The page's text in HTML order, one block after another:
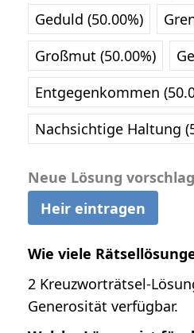
Geduld (50.00%)
Großmut (50.00%)
Entgegenkommen
Nachsichtige Haltung
Neue Lösung
Heir eintragen
Wie viele
2 Kreuzworträtsel-
Generosität verfügbar.